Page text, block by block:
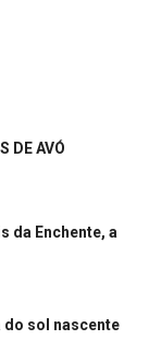
DE AVÓ
da Enchente, a
do sol nascente